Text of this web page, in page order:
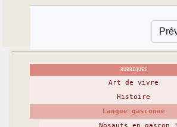
RUBRIQUES
Art de vivre
Histoire
Langue gasconne
Nosauts en gascon !